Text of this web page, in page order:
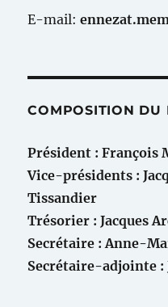
E-mail:
COMPOSITION DU
Président : François
Vice-présidents :
Tissandier
Trésorier : Jacques
Secrétaire : Anne-
Secrétaire-adjointe :